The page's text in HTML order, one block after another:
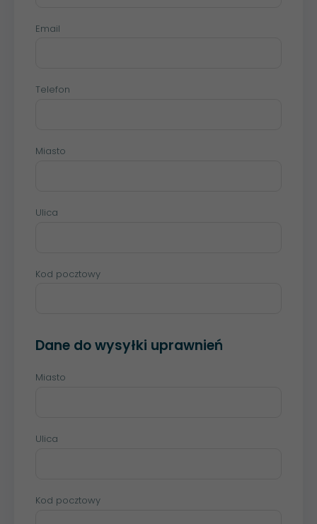
Email
Telefon
Miasto
Ulica
Kod pocztowy
Dane do wysyłki uprawnień
Miasto
Ulica
Kod pocztowy